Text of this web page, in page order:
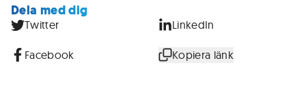
Dela med dig
Twitter LinkedIn
Facebook Kopiera länk